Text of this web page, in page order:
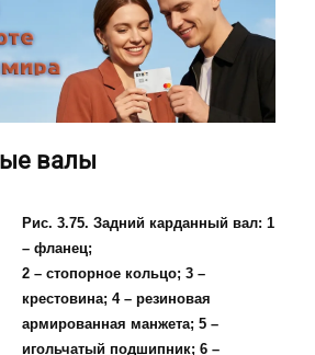
валы
Рис. 3.75. Задний карданный вал: 1
– фланец;
2 – стопорное кольцо; 3 –
крестовина; 4 – резиновая
армированная манжета; 5 –
игольчатый подшипник; 6 –